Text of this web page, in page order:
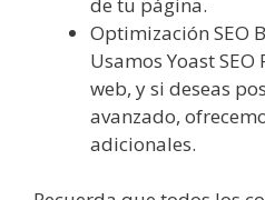
Optimización SEO
Usamos Yoast
web, y si deseas
avanzado,
adicionales.